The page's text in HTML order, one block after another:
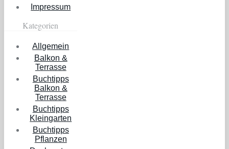
Impressum
Kategorien
Allgemein
Balkon &
Terrasse
Buchtipps
Balkon &
Terrasse
Buchtipps
Kleingarten
Buchtipps
Pflanzen